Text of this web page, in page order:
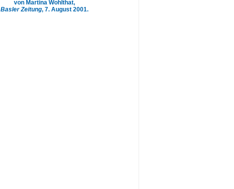
von Martina Wohlthat,
Basler Zeitung, 7. August 2001.